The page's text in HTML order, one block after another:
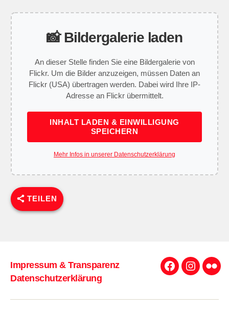
📸 Bildergalerie laden
An dieser Stelle finden Sie eine Bildergalerie von
Flickr. Um die Bilder anzuzeigen, müssen Daten an
Flickr (USA) übertragen werden. Dabei wird Ihre IP-
Adresse an Flickr übermittelt.
INHALT LADEN & EINWILLIGUNG
SPEICHERN
Mehr Infos in unserer Datenschutzerklärung
TEILEN
Impressum & Transparenz
Datenschutzerklärung
Facebook